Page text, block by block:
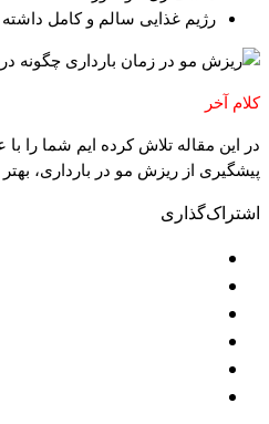
رژیم غذایی سالم و کامل داشته
کلام آخر
در این مقاله تلاش کرده ایم شما
پیشگیری از ریزش مو در بارداری،
اشتراک‌گذاری